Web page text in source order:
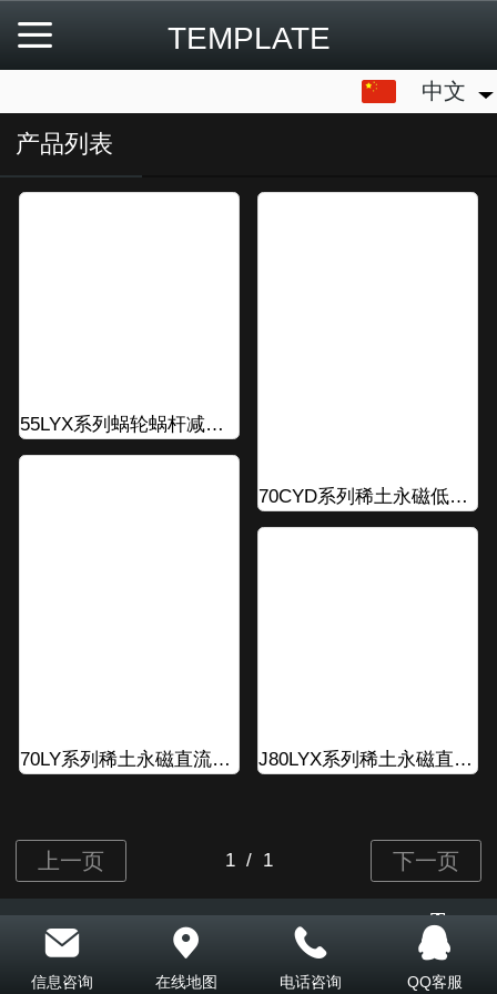
TEMPLATE
中文
中文
产品列表
55LYX系列蜗轮蜗杆减速电机
70CYD系列稀土永磁低速直流测速发电机
70LY系列稀土永磁直流力矩电机 J80LYX系列稀土永磁直流力矩电机
Top
©2026 版权所有
信息咨询 在线地图 电话咨询 QQ客服